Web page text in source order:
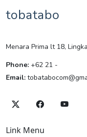
tobatabo
Menara Prima lt 18,
Phone: +62 21 -
Email:
Link Menu